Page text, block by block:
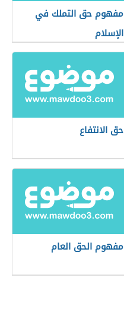
مفهوم حق التملك في
الإسلام
حق الانتفاع
مفهوم الحق العام